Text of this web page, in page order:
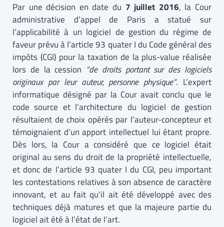
Par une décision en date du 7 juillet 2016, la Cour
administrative d’appel de Paris a statué sur
l’applicabilité à un logiciel de gestion du régime de
faveur prévu à l’article 93 quater I du Code général des
impôts (CGI) pour la taxation de la plus-value réalisée
lors de la cession “de droits portant sur des logiciels
originaux par leur auteur, personne physique”. L’expert
informatique désigné par la Cour avait conclu que le
code source et l’architecture du logiciel de gestion
résultaient de choix opérés par l’auteur-concepteur et
témoignaient d’un apport intellectuel lui étant propre.
Dès lors, la Cour a considéré que ce logiciel était
original au sens du droit de la propriété intellectuelle,
et donc de l’article 93 quater I du CGI, peu important
les contestations relatives à son absence de caractère
innovant, et au fait qu’il ait été développé avec des
techniques déjà matures et que la majeure partie du
logiciel ait été à l’état de l’art.